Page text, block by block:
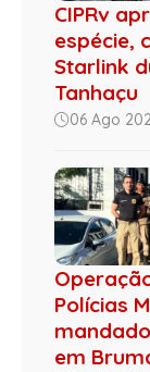
CIPRv
espécie,
Starlink
Tanhaçu
06 Ago
Polícias
em